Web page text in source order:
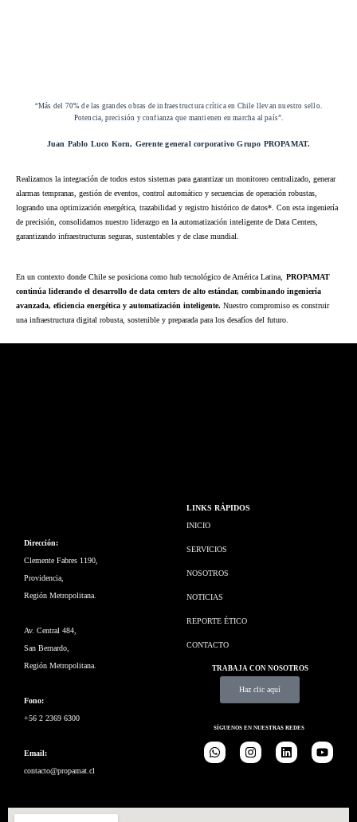
“Más del 70% de las grandes obras de infraestructura crítica en Chile llevan nuestro sello.
Potencia, precisión y confianza que mantienen en marcha al país”.
Juan Pablo Luco Korn, Gerente general corporativo Grupo PROPAMAT.
Realizamos la integración de todos estos sistemas para garantizar un monitoreo centralizado, generar
alarmas tempranas, gestión de eventos, control automático y secuencias de operación robustas,
logrando una optimización energética, trazabilidad y registro histórico de datos*. Con esta ingeniería
de precisión, consolidamos nuestro liderazgo en la automatización inteligente de Data Centers,
garantizando infraestructuras seguras, sustentables y de clase mundial.
En un contexto donde Chile se posiciona como hub tecnológico de América Latina, PROPAMAT
continúa liderando el desarrollo de data centers de alto estándar, combinando ingeniería
avanzada, eficiencia energética y automatización inteligente. Nuestro compromiso es construir
una infraestructura digital robusta, sostenible y preparada para los desafíos del futuro.
Dirección:
Clemente Fabres 1190,
Providencia,
Región Metropolitana.
Av. Central 484,
San Bernardo,
Región Metropolitana.
Fono:
+56 2 2369 6300
Email:
contacto@propamat.cl
LINKS RÁPIDOS
INICIO
SERVICIOS
NOSOTROS
NOTICIAS
REPORTE ÉTICO
CONTACTO
TRABAJA CON NOSOTROS
Haz clic aquí
SÍGUENOS EN NUESTRAS REDES